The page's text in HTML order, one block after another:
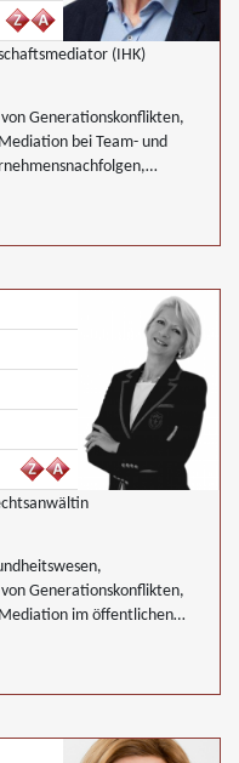
(IHK)
Generationskonflikten,
bei Team- und
Generationskonflikten,
im öffentlichen
Mediation von
Wohnungswirtschaft,